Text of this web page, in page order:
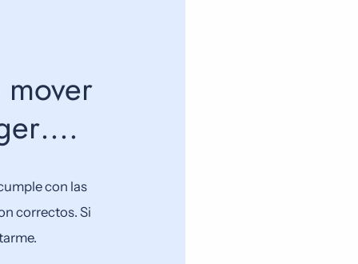
con las
correctos. Si